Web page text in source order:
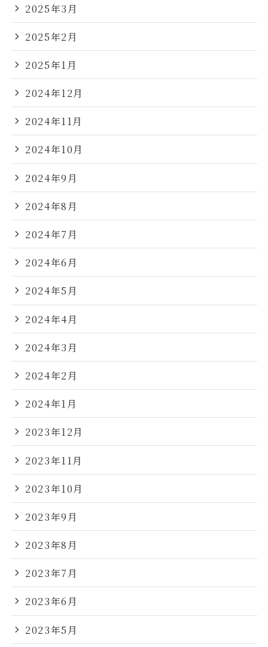
2025年3月
2025年2月
2025年1月
2024年12月
2024年11月
2024年10月
2024年9月
2024年8月
2024年7月
2024年6月
2024年5月
2024年4月
2024年3月
2024年2月
2024年1月
2023年12月
2023年11月
2023年10月
2023年9月
2023年8月
2023年7月
2023年6月
2023年5月